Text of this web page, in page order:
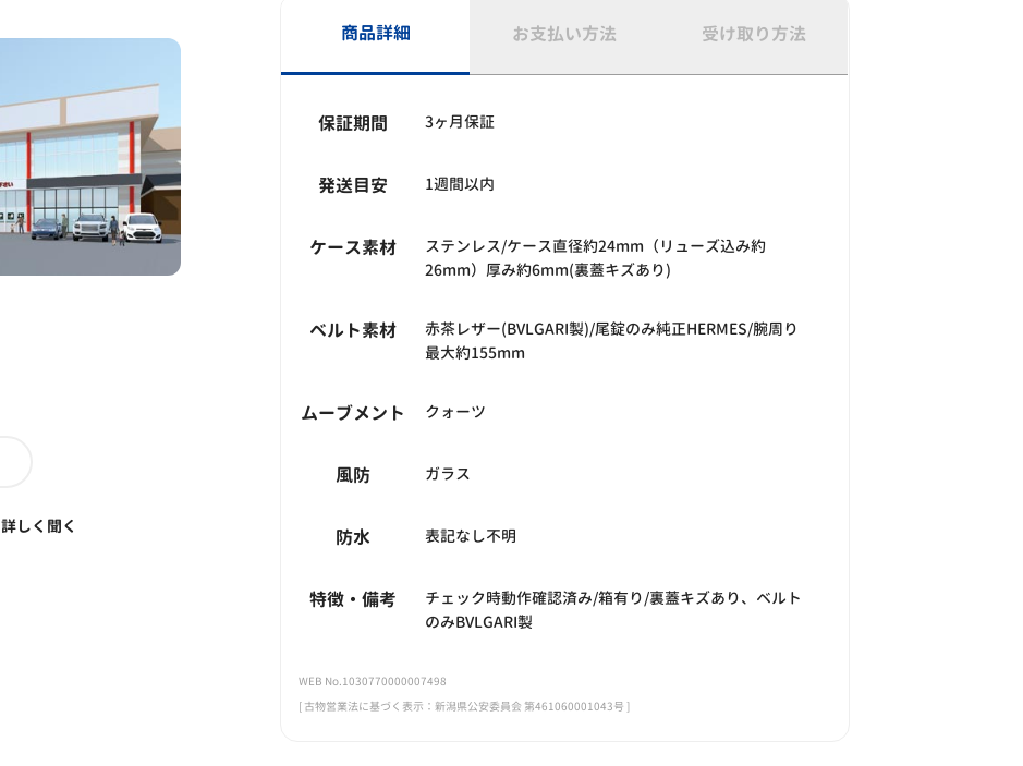
しく聞く
商品詳細 お支払い方法 受け取り方法
保証期間 3ヶ月保証
発送目安 1週間以内
ケース素材
ステンレス/ケース直径約24mm（リューズ込み約
26mm）厚み約6mm(裏蓋キズあり)
ベルト素材
赤茶レザー(BVLGARI製)/尾錠のみ純正HERMES/腕周り
最大約155mm
ムーブメント クォーツ
風防 ガラス
防水 表記なし不明
特徴・備考
チェック時動作確認済み/箱有り/裏蓋キズあり、ベルト
のみBVLGARI製
WEB No.1030770000007498
[ 古物営業法に基づく表示：新潟県公安委員会 第461060001043号 ]